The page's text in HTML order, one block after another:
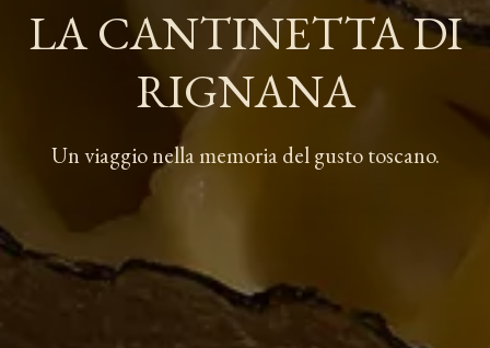
LA CANTINETTA DI
RIGNANA
Un viaggio nella memoria del gusto toscano.